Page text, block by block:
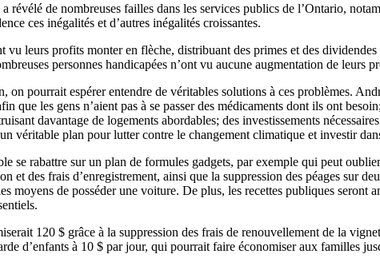
de nombreuses failles dans les services publics de l’Ontario,
ces inégalités et d’autres inégalités croissantes.
vu leurs profits monter en flèche, distribuant des primes et des
personnes handicapées n’ont vu aucune augmentation de leurs
on pourrait espérer entendre de véritables solutions à ces problèmes.
que les gens n’aient pas à se passer des médicaments dont ils ont
davantage de logements abordables; des investissements
véritable plan pour lutter contre le changement climatique et investir
se rabattre sur un plan de formules gadgets, par exemple qui peut
et des frais d’enregistrement, ainsi que la suppression des péages sur
moyens de posséder une voiture. De plus, les recettes publiques
120 $ grâce à la suppression des frais de renouvellement de la
d’enfants à 10 $ par jour, qui pourrait faire économiser aux familles